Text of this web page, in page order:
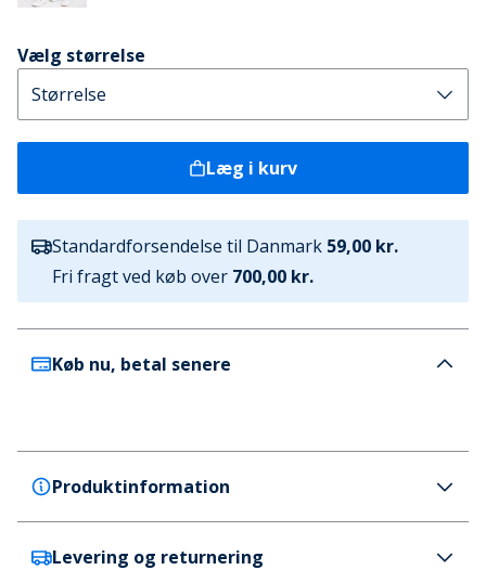
Vælg størrelse
Læg i kurv
Standardforsendelse til Danmark 59,00 kr.
Fri fragt ved køb over 700,00 kr.
Køb nu, betal senere
Produktinformation
Brave Soul
Levering og returnering